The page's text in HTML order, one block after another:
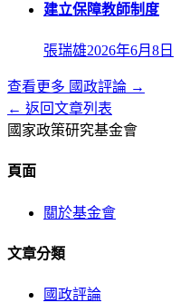
建立保障教師制度
張瑞雄2026年6月8日
查看更多 國政評論 →
← 返回文章列表
國家政策研究基金會
頁面
關於基金會
文章分類
國政評論